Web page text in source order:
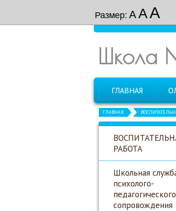
Размер: ААА
Школа
ГЛАВНАЯ
ГЛАВНАЯ
РАБОТА
Школьная
психолого-
педагогического
сопровождения